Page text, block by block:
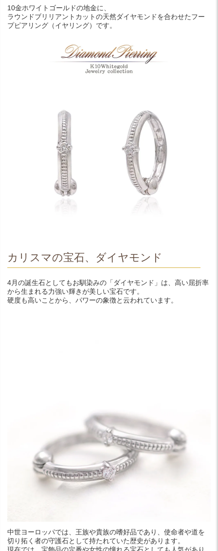
10金ホワイトゴールドの地金に、
ラウンドブリリアントカットの天然ダイヤモンドを合わせたフー
プピアリング（イヤリング）です。
カリスマの宝石、ダイヤモンド
4月の誕生石としてもお馴染みの「ダイヤモンド」は、高い屈折率
から生まれる力強い輝きが美しい宝石です。
硬度も高いことから、パワーの象徴と云われています。
中世ヨーロッパでは、王族や貴族の嗜好品であり、使命者や道を
切り拓く者の守護石として持たれていた歴史があります。
現在では、宝飾品の定番や女性の憧れる宝石としても人気があり